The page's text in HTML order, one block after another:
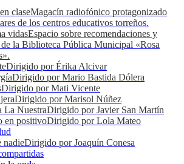
claseMagacín radiofónico protagonizado
de los centros educativos torreños.
vidasEspacio sobre recomendaciones y
la Biblioteca Pública Municipal «Rosa
Dirigido por Érika Alcivar
Dirigido por Mario Bastida Dólera
Dirigido por Mati Vicente
Dirigido por Marisol Núñez
La NuestraDirigido por Javier San Martín
en positivoDirigido por Lola Mateo
nadieDirigido por Joaquín Conesa